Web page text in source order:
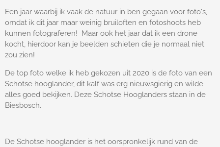
Een jaar waarbij ik vaak de natuur in ben gegaan voor foto's,
omdat ik dit jaar maar weinig bruiloften en fotoshoots heb
kunnen fotograferen! Maar ook het jaar dat ik een drone
kocht, hierdoor kan je beelden schieten die je normaal niet
zou zien!
De top foto welke ik heb gekozen uit 2020 is de foto van een
Schotse hooglander, dit kalf was erg nieuwsgierig en wilde
alles goed bekijken. Deze Schotse Hooglanders staan in de
Biesbosch.
De Schotse hooglander is het oorspronkelijk rund van de